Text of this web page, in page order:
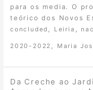
para os media. O
teórico dos Novos
concluded Leiria
2020-2022 Maria
Da Creche ao